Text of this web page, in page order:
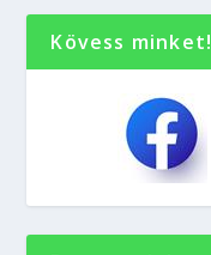
Kövess minket!